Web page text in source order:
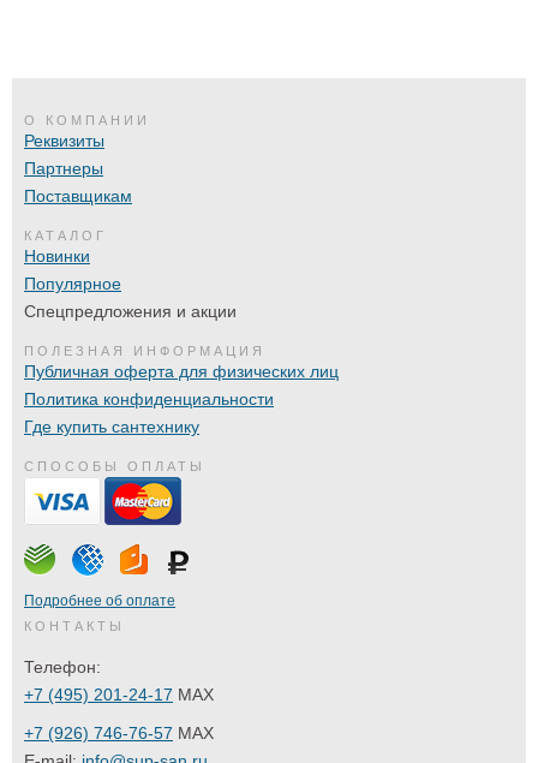
О КОМПАНИИ
Реквизиты
Партнеры
Поставщикам
КАТАЛОГ
Новинки
Популярное
Спецпредложения и акции
ПОЛЕЗНАЯ ИНФОРМАЦИЯ
Публичная оферта для физических лиц
Политика конфиденциальности
Где купить сантехнику
СПОСОБЫ ОПЛАТЫ
Подробнее об оплате
КОНТАКТЫ
Телефон:
+7 (495) 201-24-17 MAX
+7 (926) 746-76-57 MAX